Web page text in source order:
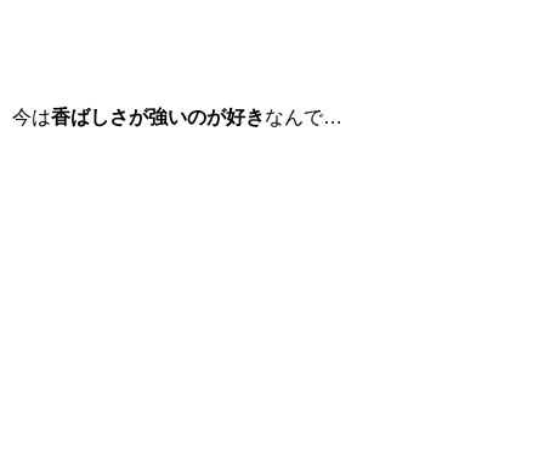
今は香ばしさが強いのが好きなんで…